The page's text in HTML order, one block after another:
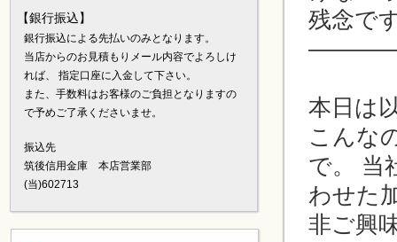
残念で
本日は
こんな
で。 当
わせた
非ご興
【銀行振込】
銀行振込による先払いのみとなります。
当店からのお見積もりメール内容でよろしけ
れば、 指定口座に入金して下さい。
また、手数料はお客様のご負担となりますの
で予めご了承くださいませ。
振込先
筑後信用金庫 本店営業部
(当)602713